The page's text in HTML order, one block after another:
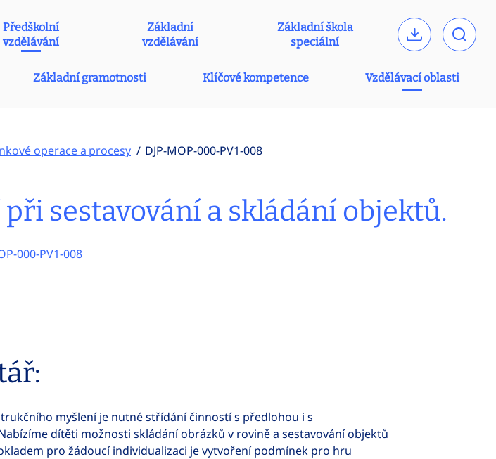
Předškolní
vzdělávání
Základní
vzdělávání
Základní škola
speciální
Základní gramotnosti Klíčové kompetence Vzdělávací oblasti
operace a procesy DJP-MOP-000-PV1-008
sestavování a skládání objektů.
000-PV1-008
myšlení je nutné střídání činností s předlohou i s
dítěti možnosti skládání obrázků v rovině a sestavování objektů
pro žádoucí individualizaci je vytvoření podmínek pro hru